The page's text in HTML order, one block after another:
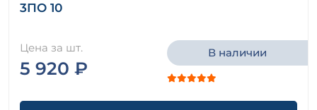
3ПО 10
Цена за шт.
5 920 ₽
В наличии